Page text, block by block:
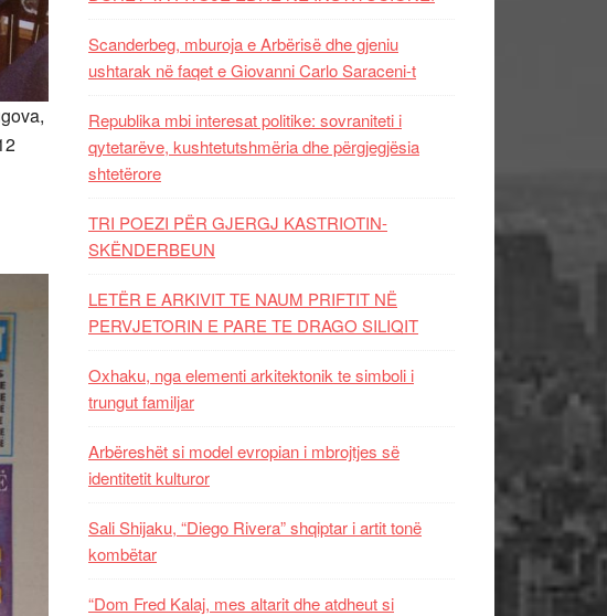
Scanderbeg, mburoja e Arbërisë dhe gjeniu
ushtarak në faqet e Giovanni Carlo Saraceni-t
Republika mbi interesat politike: sovraniteti i
qytetarëve, kushtetutshmëria dhe përgjegjësia
shtetërore
TRI POEZI PËR GJERGJ KASTRIOTIN-
SKËNDERBEUN
LETËR E ARKIVIT TE NAUM PRIFTIT NË
PERVJETORIN E PARE TE DRAGO SILIQIT
Oxhaku, nga elementi arkitektonik te simboli i
trungut familjar
Arbëreshët si model evropian i mbrojtjes së
identitetit kulturor
Sali Shijaku, “Diego Rivera” shqiptar i artit tonë
kombëtar
“Dom Fred Kalaj, mes altarit dhe atdheut si